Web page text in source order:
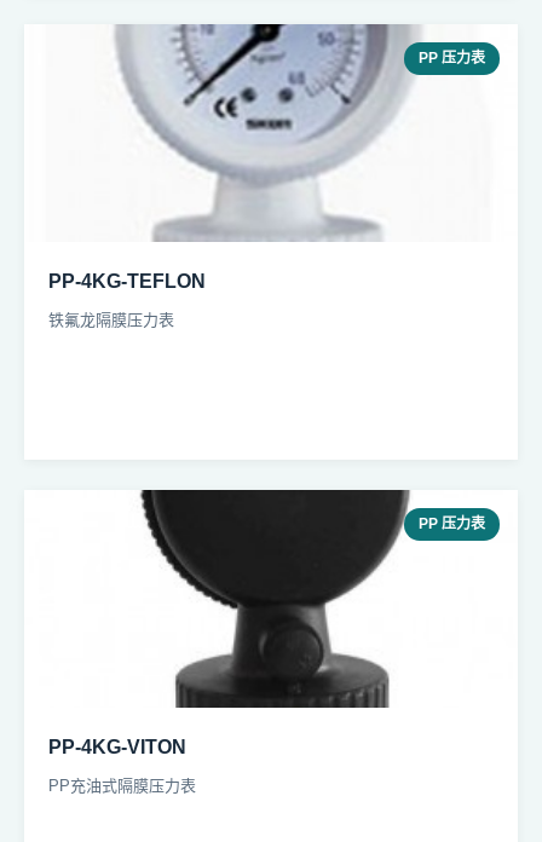
PP 压力表
PP-4KG-TEFLON
铁氟龙隔膜压力表
PP 压力表
PP-4KG-VITON
PP充油式隔膜压力表